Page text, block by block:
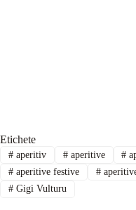
Etichete
#aperitiv #aperitive #
#aperitive festive #
#Gigi Vulturu